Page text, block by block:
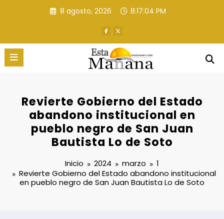
8 agosto, 2026 8:17:05 PM
Revierte Gobierno del Estado
abandono institucional en
pueblo negro de San Juan
Bautista Lo de Soto
Inicio 2024 marzo
1
Revierte Gobierno del Estado abandono institucional
en pueblo negro de San Juan Bautista Lo de Soto